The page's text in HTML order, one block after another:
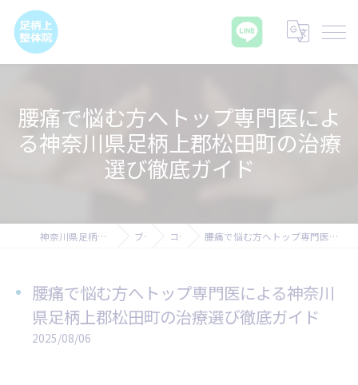
腰痛で悩む方へトップ専門医によ
る神奈川県足柄上郡松田町の治療
選び徹底ガイド
神奈川県足柄上郡の腰痛なら足柄上整体院 ブログ コラム 腰痛で悩む方へトップ専門医による神奈川県足柄上郡松田町の治療選び徹底ガイド
腰痛で悩む方へトップ専門医による神奈川
県足柄上郡松田町の治療選び徹底ガイド
2025/08/06